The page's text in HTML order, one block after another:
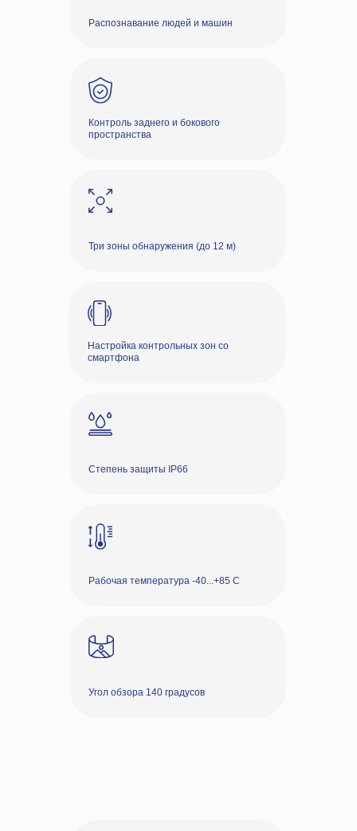
Угол обзора 140 градусов
Рабочая температура -40...+85 С
Степень защиты IP66
Контроль заднего и бокового
пространства
Настройка контрольных зон со
смартфона
Три зоны обнаружения (до 12 м)
Распознавание людей и машин